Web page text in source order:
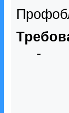
-